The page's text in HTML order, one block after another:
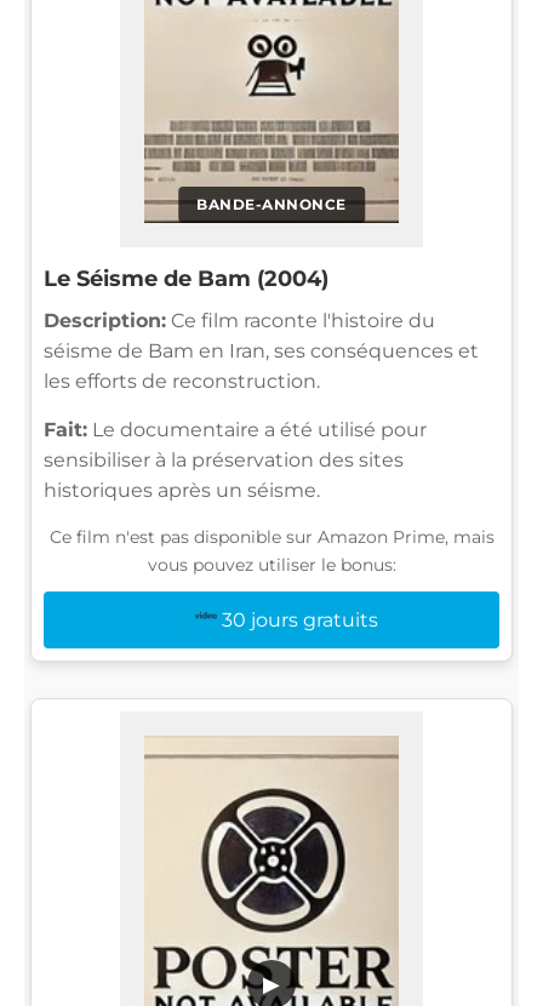
BANDE-ANNONCE
Le Séisme de Bam (2004)
Description: Ce film raconte l'histoire du
séisme de Bam en Iran, ses conséquences et
les efforts de reconstruction.
Fait: Le documentaire a été utilisé pour
sensibiliser à la préservation des sites
historiques après un séisme.
Ce film n'est pas disponible sur Amazon Prime, mais
vous pouvez utiliser le bonus:
30 jours gratuits
▶